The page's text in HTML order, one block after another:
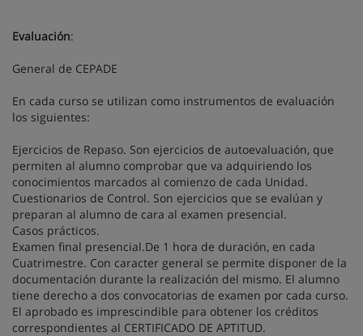
Evaluación:
General de CEPADE
En cada curso se utilizan como instrumentos de evaluación
los siguientes:
Ejercicios de Repaso. Son ejercicios de autoevaluación, que
permiten al alumno comprobar que va adquiriendo los
conocimientos marcados al comienzo de cada Unidad.
Cuestionarios de Control. Son ejercicios que se evalúan y
preparan al alumno de cara al examen presencial.
Casos prácticos.
Examen final presencial.De 1 hora de duración, en cada
Cuatrimestre. Con caracter general se permite disponer de la
documentación durante la realización del mismo. El alumno
tiene derecho a dos convocatorias de examen por cada curso.
El aprobado es imprescindible para obtener los créditos
correspondientes al CERTIFICADO DE APTITUD.